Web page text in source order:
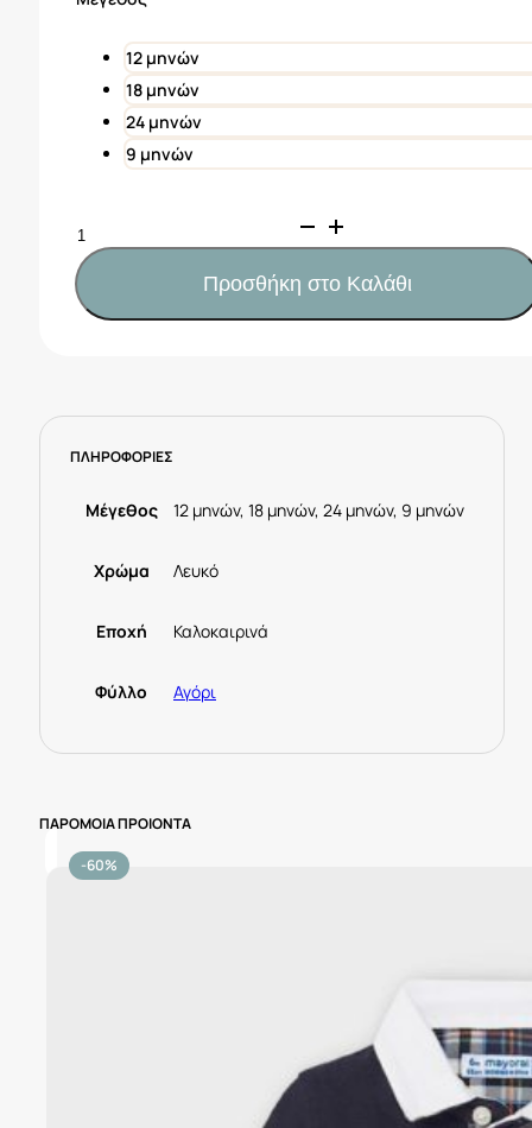
12 μηνών
18 μηνών
24 μηνών
9 μηνών
Mayoral
Μπλούζα
αμάνικη
διαδραστική
μωρό
Λευκό
Προσθήκη στο Καλάθι
ΠΛΗΡΟΦΟΡΙΕΣ
Μέγεθος 12 μηνών, 18 μηνών, 24 μηνών, 9 μηνών
Χρώμα Λευκό
Εποχή Καλοκαιρινά
Φύλλο Αγόρι
ΠΑΡΟΜΟΙΑ ΠΡΟΙΟΝΤΑ
-60%